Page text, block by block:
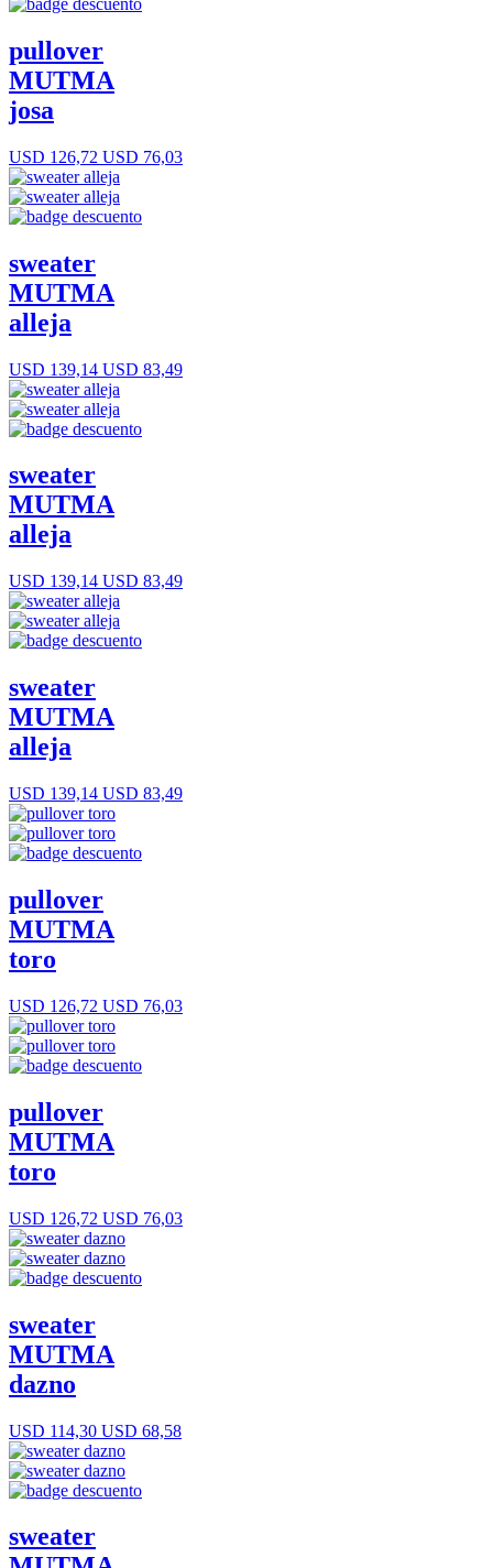
pullover
MUTMA
josa
USD 126,72 USD 76,03
sweater
MUTMA
alleja
USD 139,14 USD 83,49
sweater
MUTMA
alleja
USD 139,14 USD 83,49
sweater
MUTMA
alleja
USD 139,14 USD 83,49
pullover
MUTMA
toro
USD 126,72 USD 76,03
pullover
MUTMA
toro
USD 126,72 USD 76,03
sweater
MUTMA
dazno
USD 114,30 USD 68,58
sweater